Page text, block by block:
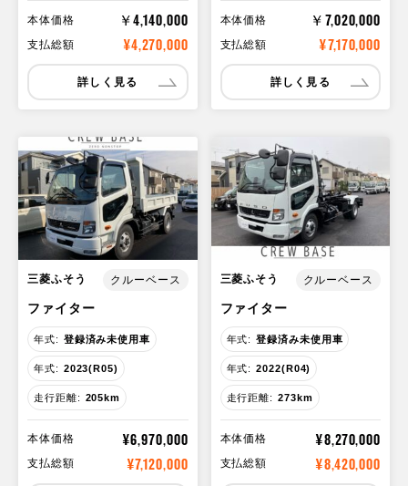
本体価格 ￥4,140,000
支払総額 ¥4,270,000
詳しく見る
本体価格 ￥7,020,000
支払総額 ¥7,170,000
詳しく見る
三菱ふそう クルーベース
ファイター
年式: 登録済み未使用車
年式: 2023(R05)
走行距離: 205km
本体価格 ¥6,970,000
支払総額 ¥7,120,000
三菱ふそう クルーベース
ファイター
年式: 登録済み未使用車
年式: 2022(R04)
走行距離: 273km
本体価格 ¥8,270,000
支払総額 ¥8,420,000